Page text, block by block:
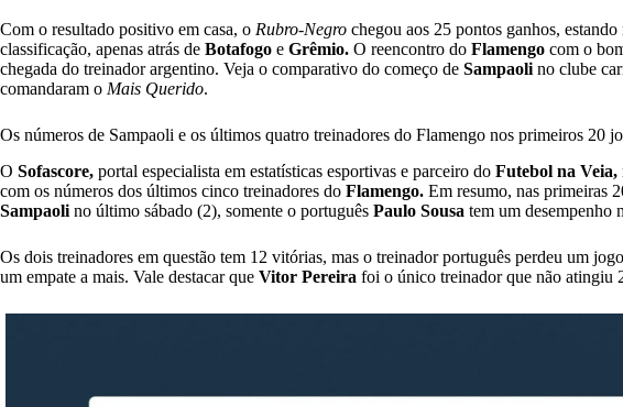
Com o resultado positivo em casa, o Rubro-Negro chegou aos 25 pontos ganhos, estando
classificação, apenas atrás de Botafogo e Grêmio. O reencontro do Flamengo com o
chegada do treinador argentino. Veja o comparativo do começo de Sampaolino clube
comandaram o Mais Querido.
Os números de Sampaoli e os últimos quatro treinadores do Flamengo nos primeiros 20
O Sofascore, portal especialista em estatísticas esportivas e parceiro do Futebol na Veia,
com os números dos últimos cinco treinadores do Flamengo. Em resumo, nas primeiras
Sampaoli no último sábado (2), somente o português Paulo Sousa tem um desempenho
Os dois treinadores em questão tem 12 vitórias, mas o treinador português perdeu um
um empate a mais. Vale destacar que Vitor Pereira foi o único treinador que não atingiu